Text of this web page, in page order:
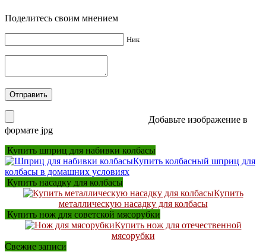
Поделитесь своим мнением
Ник
Добавьте изображение в
формате jpg
Купить шприц для набивки колбасы
Купить колбасный шприц для
колбасы в домашних условиях
Купить насадку для колбасы
Купить
металлическую насадку для колбасы
Купить нож для советской мясорубки
Купить нож для отечественной
мясорубки
Свежие записи